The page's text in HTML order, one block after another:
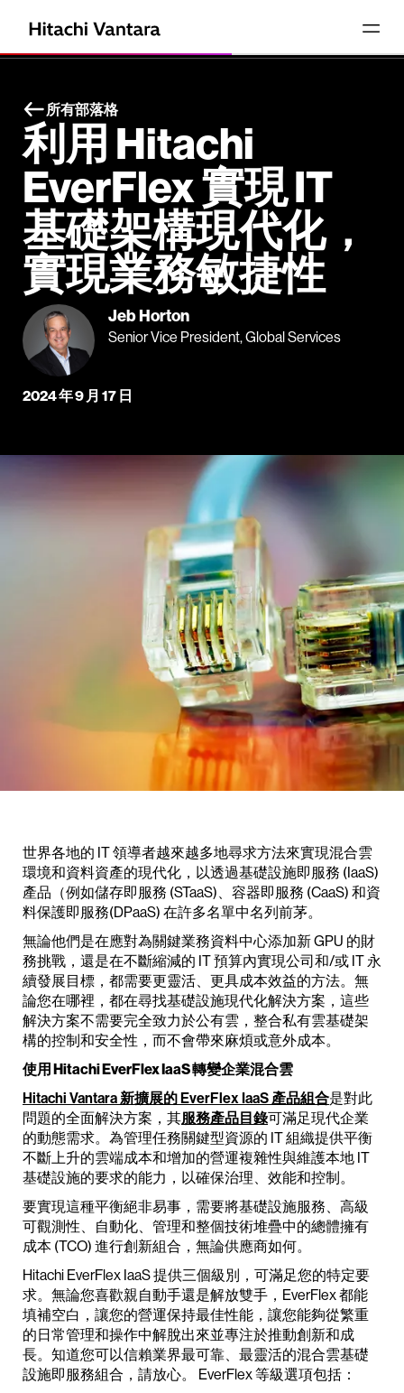
所有部落格
利用 Hitachi
EverFlex 實現 IT
基礎架構現代化，
實現業務敏捷性
Jeb Horton
Senior Vice President, Global Services
2024 年 9 月 17 日
世界各地的 IT 領導者越來越多地尋求方法來實現混合雲
環境和資料資產的現代化，以透過基礎設施即服務 (IaaS)
產品（例如儲存即服務 (STaaS)、容器即服務 (CaaS) 和資
料保護即服務(DPaaS) 在許多名單中名列前茅。
無論他們是在應對為關鍵業務資料中心添加新 GPU 的財
務挑戰，還是在不斷縮減的 IT 預算內實現公司和/或 IT 永
續發展目標，都需要更靈活、更具成本效益的方法。無
論您在哪裡，都在尋找基礎設施現代化解決方案，這些
解決方案不需要完全致力於公有雲，整合私有雲基礎架
構的控制和安全性，而不會帶來麻煩或意外成本。
使用 Hitachi EverFlex IaaS 轉變企業混合雲
Hitachi Vantara 新擴展的 EverFlex IaaS 產品組合是對此
問題的全面解決方案，其服務產品目錄可滿足現代企業
的動態需求。為管理任務關鍵型資源的 IT 組織提供平衡
不斷上升的雲端成本和增加的營運複雜性與維護本地 IT
基礎設施的要求的能力，以確保治理、效能和控制。
要實現這種平衡絕非易事，需要將基礎設施服務、高級
可觀測性、自動化、管理和整個技術堆疊中的總體擁有
成本 (TCO) 進行創新組合，無論供應商如何。
Hitachi EverFlex IaaS 提供三個級別，可滿足您的特定要
求。無論您喜歡親自動手還是解放雙手，EverFlex 都能
填補空白，讓您的營運保持最佳性能，讓您能夠從繁重
的日常管理和操作中解脫出來並專注於推動創新和成
長。知道您可以信賴業界最可靠、最靈活的混合雲基礎
設施即服務組合，請放心。 EverFlex 等級選項包括：